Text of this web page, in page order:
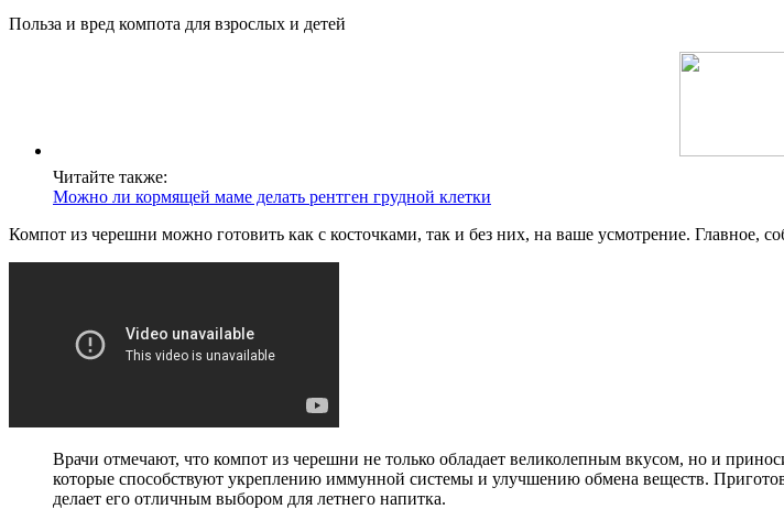
Польза и вред компота для взрослых и детей
Читайте также:
Можно ли кормящей маме делать рентген грудной клетки
Компот из черешни можно готовить как с косточками, так и без них, на ваше усмотрение. Главное,
Врачи отмечают, что компот из черешни не только обладает великолепным вкусом, но и
которые способствуют укреплению иммунной системы и улучшению обмена веществ.
делает его отличным выбором для летнего напитка.